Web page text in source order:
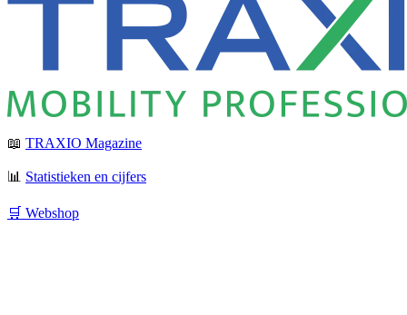
📖 TRAXIO Magazine
📊 Statistieken en cijfers
🛒 Webshop